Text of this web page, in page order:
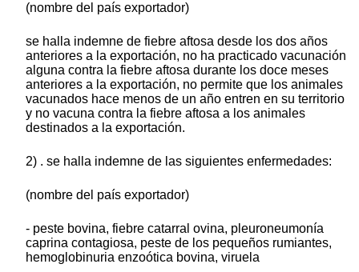
(nombre del país exportador)
se halla indemne de fiebre aftosa desde los dos años
anteriores a la exportación, no ha practicado vacunación
alguna contra la fiebre aftosa durante los doce meses
anteriores a la exportación, no permite que los animales
vacunados hace menos de un año entren en su territorio
y no vacuna contra la fiebre aftosa a los animales
destinados a la exportación.
2) . se halla indemne de las siguientes enfermedades:
(nombre del país exportador)
- peste bovina, fiebre catarral ovina, pleuroneumonía
caprina contagiosa, peste de los pequeños rumiantes,
hemoglobinuria enzoótica bovina, viruela